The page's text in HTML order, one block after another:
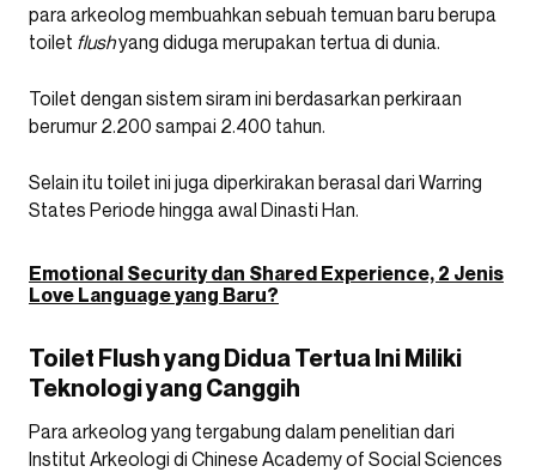
para arkeolog membuahkan sebuah temuan baru berupa
toilet flushyang diduga merupakan tertua di dunia.
Toilet dengan sistem siram ini berdasarkan perkiraan
berumur 2.200 sampai 2.400 tahun.
Selain itu toilet ini juga diperkirakan berasal dari Warring
States Periode hingga awal Dinasti Han.
Emotional Security dan Shared Experience, 2 Jenis
Love Language yang Baru?
Toilet Flush yang Didua Tertua Ini Miliki
Teknologi yang Canggih
Para arkeolog yang tergabung dalam penelitian dari
Institut Arkeologi di Chinese Academy of Social Sciences